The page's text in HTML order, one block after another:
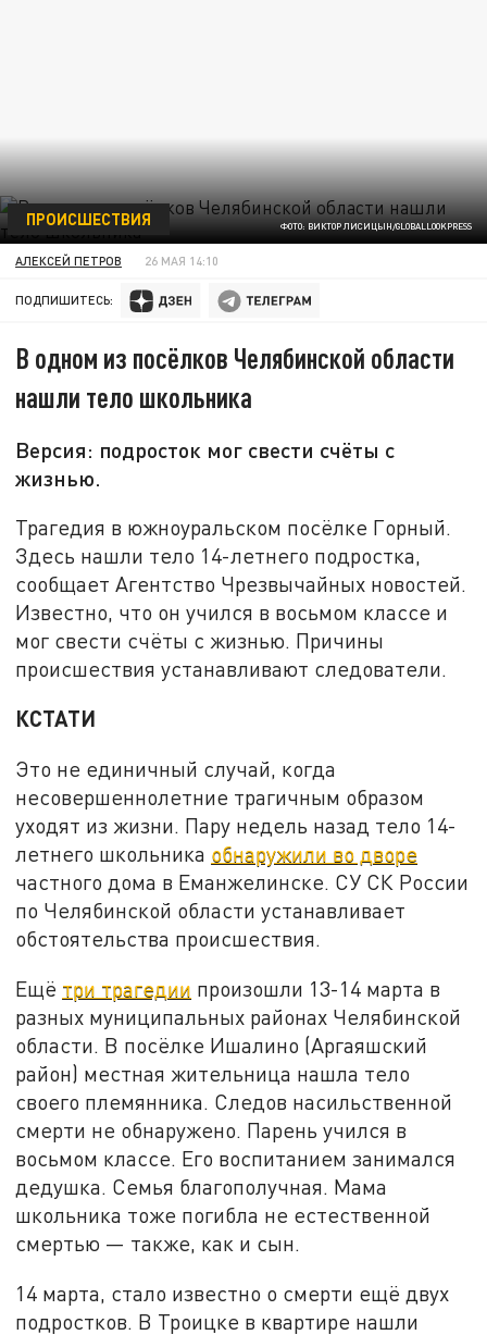
ФОТО: ВИКТОР ЛИСИЦЫН/GLOBALLOOKPRESS
ПРОИСШЕСТВИЯ
АЛЕКСЕЙ ПЕТРОВ 26 МАЯ 14:10
ПОДПИШИТЕСЬ:
В одном из посёлков Челябинской области
нашли тело школьника
Версия: подросток мог свести счёты с
жизнью.
Трагедия в южноуральском посёлке Горный.
Здесь нашли тело 14-летнего подростка,
сообщает Агентство Чрезвычайных новостей.
Известно, что он учился в восьмом классе и
мог свести счёты с жизнью. Причины
происшествия устанавливают следователи.
КСТАТИ
Это не единичный случай, когда
несовершеннолетние трагичным образом
уходят из жизни. Пару недель назад тело 14-
летнего школьника обнаружили во дворе
частного дома в Еманжелинске. СУ СК России
по Челябинской области устанавливает
обстоятельства происшествия.
Ещё три трагедии произошли 13-14 марта в
разных муниципальных районах Челябинской
области. В посёлке Ишалино (Аргаяшский
район) местная жительница нашла тело
своего племянника. Следов насильственной
смерти не обнаружено. Парень учился в
восьмом классе. Его воспитанием занимался
дедушка. Семья благополучная. Мама
школьника тоже погибла не естественной
смертью — также, как и сын.
14 марта, стало известно о смерти ещё двух
подростков. В Троицке в квартире нашли